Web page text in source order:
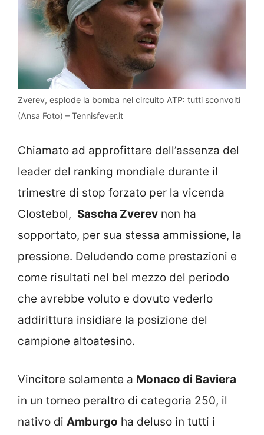
Zverev, esplode la bomba nel circuito ATP: tutti sconvolti
(Ansa Foto) – Tennisfever.it
Chiamato ad approfittare dell’assenza del
leader del ranking mondiale durante il
trimestre di stop forzato per la vicenda
Clostebol, Sascha Zverev non ha
sopportato, per sua stessa ammissione, la
pressione. Deludendo come prestazioni e
come risultati nel bel mezzo del periodo
che avrebbe voluto e dovuto vederlo
addirittura insidiare la posizione del
campione altoatesino.
Vincitore solamente a Monaco di Baviera
in un torneo peraltro di categoria 250, il
nativo di Amburgo ha deluso in tutti i